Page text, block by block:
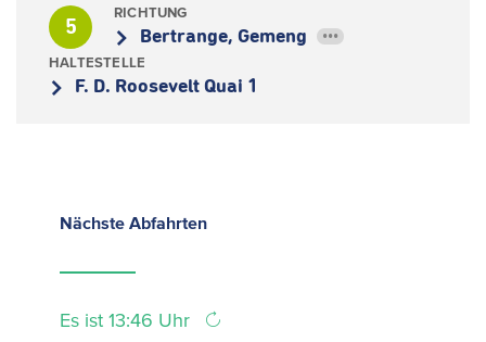
5
RICHTUNG
Bertrange, Gemeng •••
HALTESTELLE
F. D. Roosevelt Quai 1
Nächste Abfahrten
Es ist 13:46 Uhr